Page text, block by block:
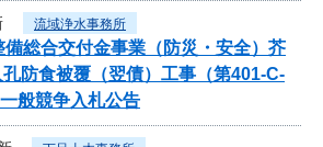
流域浄水事務所
総合交付金事業（防災・安全）芥
防食被覆（翌債）工事（第401-C-
般競争入札公告